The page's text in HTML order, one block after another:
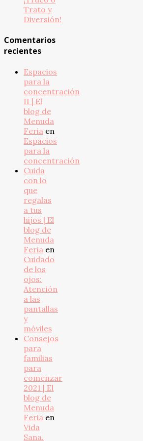
Trato y
Diversión!
Comentarios
recientes
Espacios
para la
concentración
II | El
blog de
Menuda
Feria en
Espacios
para la
concentración
Cuida
con lo
que
regalas
a tus
hijos | El
blog de
Menuda
Feria en
Cuidado
de los
ojos:
Atención
a las
pantallas
y
móviles
Consejos
para
familias
para
comenzar
2021 | El
blog de
Menuda
Feria en
Vida
Sana.